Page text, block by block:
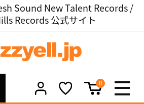
Sound New Talent Records /
Records 公式サイト
0